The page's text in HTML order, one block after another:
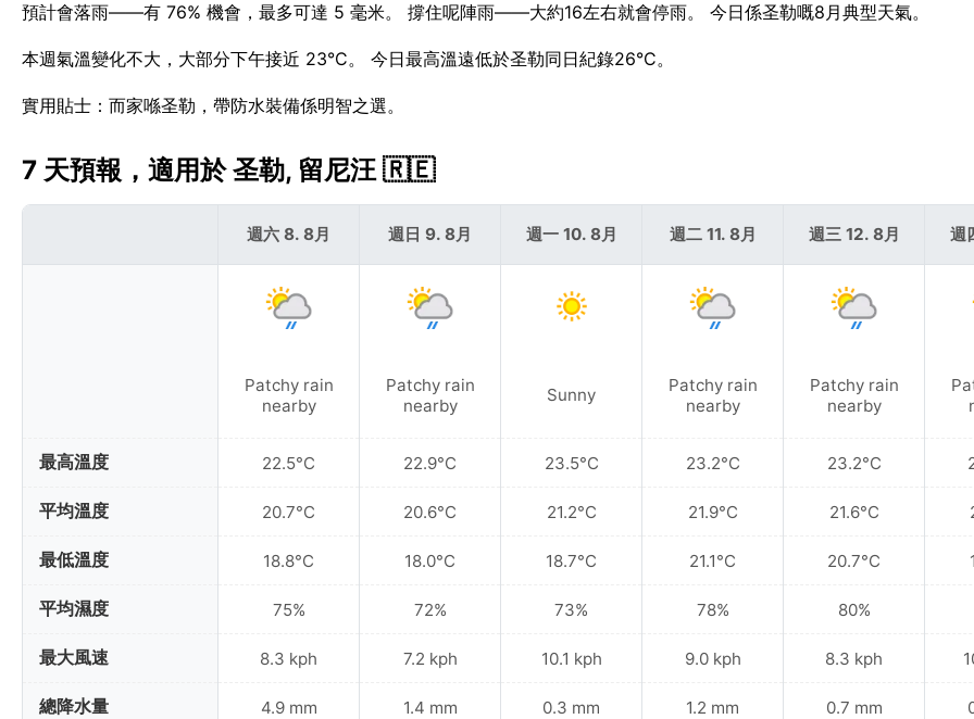
預計會落雨——有 76% 機會，最多可達 5 毫米。 撐住呢陣雨——大約16左右就會停雨。 今日係圣勒嘅8月典型天氣。
本週氣溫變化不大，大部分下午接近 23°C。 今日最高溫遠低於圣勒同日紀錄26°C。
實用貼士：而家喺圣勒，帶防水裝備係明智之選。
7 天預報，適用於 圣勒, 留尼汪 🇷🇪
最高溫度
平均溫度
最低溫度
平均濕度
最大風速
總降水量
週六 8. 8月
Patchy rain
nearby
22.5°C
20.7°C
18.8°C
75%
8.3 kph
4.9 mm
週日 9. 8月
Patchy rain
nearby
22.9°C
20.6°C
18.0°C
72%
7.2 kph
1.4 mm
週一 10. 8月
Sunny
23.5°C
21.2°C
18.7°C
73%
10.1 kph
0.3 mm
週二 11. 8月
Patchy rain
nearby
23.2°C
21.9°C
21.1°C
78%
9.0 kph
1.2 mm
週三 12. 8月
Patchy rain
nearby
23.2°C
21.6°C
20.7°C
80%
8.3 kph
0.7 mm
週